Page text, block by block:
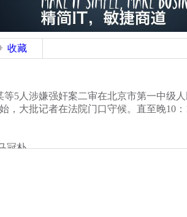
收藏
5人涉嫌强奸案二审在北京市第一中级人
，大批记者在法院门口守候。直至晚10
朴